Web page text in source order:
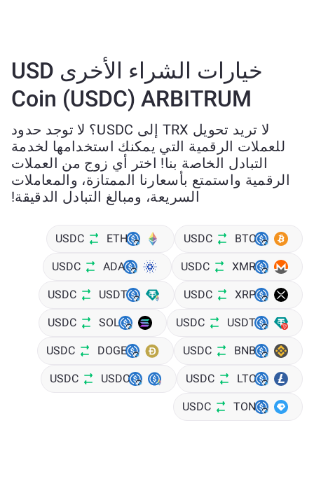
خيارات الشراء الأخرى USD
Coin (USDC) ARBITRUM
لا تريد تحويل TRX إلى USDC؟ لا توجد حدود
للعملات الرقمية التي يمكنك استخدامها لخدمة
التبادل الخاصة بنا! اختر أي زوج من العملات
الرقمية واستمتع بأسعارنا الممتازة، والمعاملات
السريعة، ومبالغ التبادل الدقيقة!
BTC
USDC
ETH
USDC
XMR
USDC
ADA
USDC
XRP
USDC
USDT
USDC
USDT
USDC
SOL
USDC
BNB
USDC
DOGE
USDC
LTC
USDC
USDC
USDC
TON
USDC